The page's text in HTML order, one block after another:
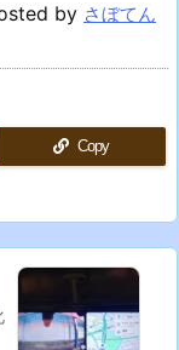
by さぼてん
Copy